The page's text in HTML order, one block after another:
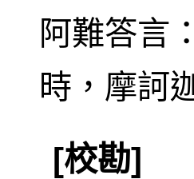
阿難答言
時，摩訶
[校勘]